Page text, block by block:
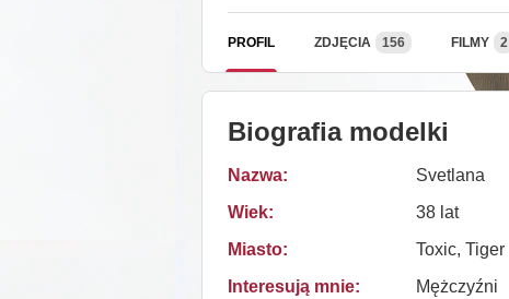
PROFIL ZDJĘCIA 156 FILMY 2
Biografia modelki
Nazwa:
Svetlana
Wiek:
38 lat
Miasto:
Toxic, Tiger
Interesują mnie:
Mężczyźni